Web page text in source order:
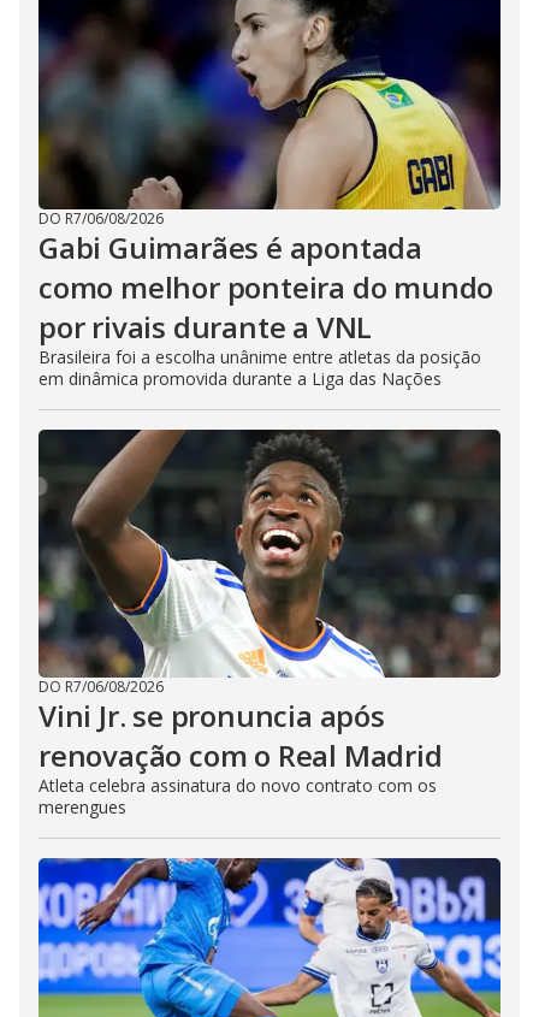
DO R7/06/08/2026
Gabi Guimarães é apontada
como melhor ponteira do mundo
por rivais durante a VNL
Brasileira foi a escolha unânime entre atletas da posição
em dinâmica promovida durante a Liga das Nações
DO R7/06/08/2026
Vini Jr. se pronuncia após
renovação com o Real Madrid
Atleta celebra assinatura do novo contrato com os
merengues